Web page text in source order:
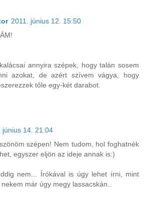
2011. június 12. 15:50
annyira szépek, hogy talán sosem
azokat, de azért szívem vágya, hogy
tőle egy-két darabot.
június 14. 21:04
szépen! Nem tudom, hol foghatnék
egyszer eljön az ideje annak is:)
nem... Írókával is úgy lehet írni, mint
már úgy megy lassacskán..